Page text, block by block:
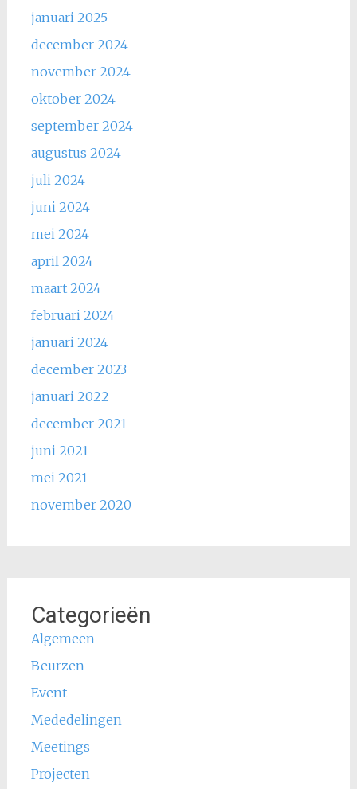
januari 2025
december 2024
november 2024
oktober 2024
september 2024
augustus 2024
juli 2024
juni 2024
mei 2024
april 2024
maart 2024
februari 2024
januari 2024
december 2023
januari 2022
december 2021
juni 2021
mei 2021
november 2020
Categorieën
Algemeen
Beurzen
Event
Mededelingen
Meetings
Projecten